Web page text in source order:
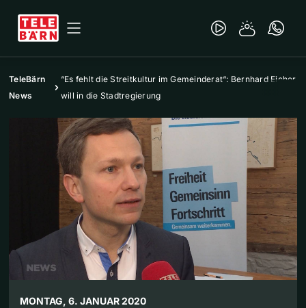
TeleBärn
News
“Es fehlt die Streitkultur im Gemeinderat“: Bernhard Eicher
will in die Stadtregierung
MONTAG, 6. JANUAR 2020